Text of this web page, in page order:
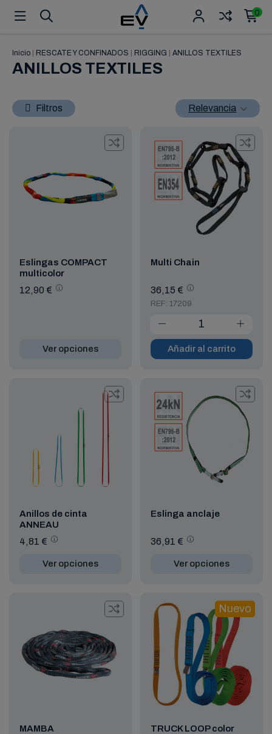
0
Inicio RESCATE Y CONFINADOS RIGGING ANILLOS TEXTILES
ANILLOS TEXTILES
Filtros Relevancia
Eslingas COMPACT
multicolor
12,90 €
Ver opciones
Multi Chain
36,15 €
REF: 17209
Añadir al carrito
Anillos de cinta
ANNEAU
4,81 €
Ver opciones
Eslinga anclaje
36,91 €
Ver opciones
MAMBA
Nuevo
TRUCK LOOP color